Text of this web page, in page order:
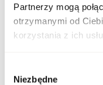
Partnerzy mogą
otrzymanymi od
korzystania z ich
zgody
Niezbędne